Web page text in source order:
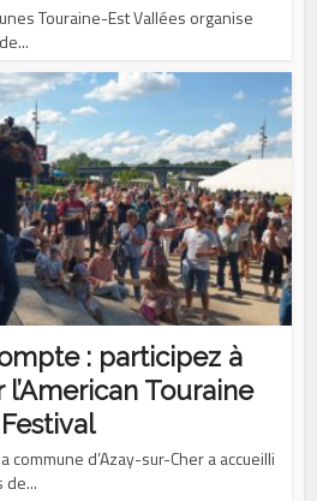
Touraine-Est Vallées organise
: participez à
l’American Touraine
Festival
commune d’Azay-sur-Cher a accueilli
de...